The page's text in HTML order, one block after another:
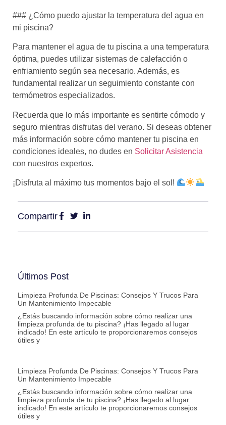
### ¿Cómo puedo ajustar la temperatura del agua en
mi piscina?
Para mantener el agua de tu piscina a una temperatura
óptima, puedes utilizar sistemas de calefacción o
enfriamiento según sea necesario. Además, es
fundamental realizar un seguimiento constante con
termómetros especializados.
Recuerda que lo más importante es sentirte cómodo y
seguro mientras disfrutas del verano. Si deseas obtener
más información sobre cómo mantener tu piscina en
condiciones ideales, no dudes en Solicitar Asistencia
con nuestros expertos.
¡Disfruta al máximo tus momentos bajo el sol!
Compartir
Últimos Post
Limpieza Profunda De Piscinas: Consejos Y Trucos Para
Un Mantenimiento Impecable
¿Estás buscando información sobre cómo realizar una
limpieza profunda de tu piscina? ¡Has llegado al lugar
indicado! En este artículo te proporcionaremos consejos
útiles y
Limpieza Profunda De Piscinas: Consejos Y Trucos Para
Un Mantenimiento Impecable
¿Estás buscando información sobre cómo realizar una
limpieza profunda de tu piscina? ¡Has llegado al lugar
indicado! En este artículo te proporcionaremos consejos
útiles y